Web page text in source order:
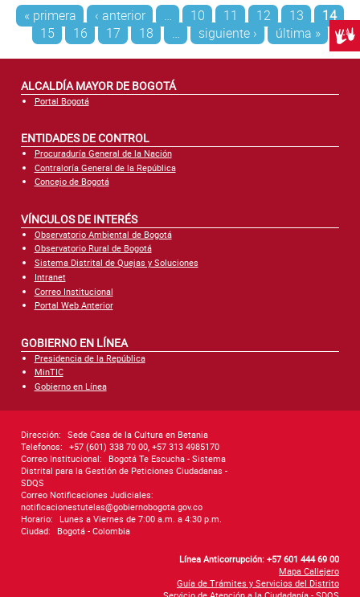
« primera ‹ anterior … 10 11 12 13
14
15
16 17 18 … siguiente › última »
ALCALDÍA MAYOR DE BOGOTÁ
Portal Bogotá
ENTIDADES DE CONTROL
Procuraduría General de la Nación
Contraloría General de la República
Concejo de Bogotá
VÍNCULOS DE INTERÉS
Observatorio Ambiental de Bogotá
Observatorio Rural de Bogotá
Sistema Distrital de Quejas y Soluciones
Intranet
Correo Institucional
Portal Web Anterior
GOBIERNO EN LÍNEA
Presidencia de la República
MinTIC
Gobierno en Línea
Dirección: Sede Casa de la Cultura en Betania
Telefonos: +57 (601) 338 70 00, +57 313 4985170
Correo Institucional:
Bogotá Te Escucha - Sistema
Distrital para la Gestión de Peticiones Ciudadanas -
SDQS
Correo Notificaciones Judiciales:
notificacionestutelas@gobiernobogota.gov.co
Horario:
Lunes a Viernes de 7:00 a.m. a 4:30 p.m.
Ciudad:
Bogotá - Colombia
Línea Anticorrupción: +57 601 444 69 00
Mapa Callejero
Guía de Trámites y Servicios del Distrito